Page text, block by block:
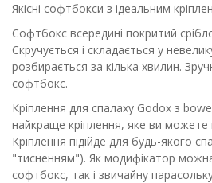
Якісні софтбокси з ідеальним
Софтбокс всередині покритий
Скручується і складається у
розбирається за кілька хвилин.
софтбокс.
Кріплення для спалаху Godox з
найкраще кріплення, яке ви можете
Кріплення підійде для будь-якого
"тисненням"). Як модифікатор
софтбокс, так і звичайну